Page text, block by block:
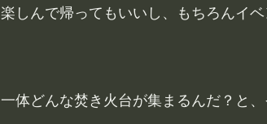
楽しんで帰ってもいいし、もちろんイ
一体どんな焚き火台が集まるんだ？と